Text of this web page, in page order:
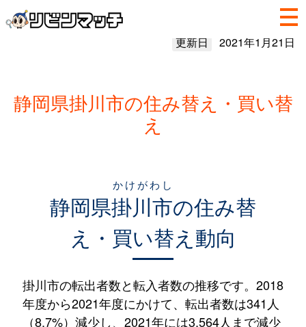
更新日 2021年1月21日
静岡県掛川市の住み替え・買い替
え
静岡県掛川市
かけがわし
の住み替
え・買い替え動向
掛川市の転出者数と転入者数の推移です。2018
年度から2021年度にかけて、転出者数は341人
（8.7%）減少し、2021年には3,564人まで減少